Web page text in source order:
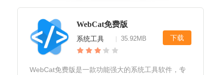
平台兼容性芝麻IP手机
WebCat免费版
系统工具 35.92MB 下载
WebCat免费版是一款功能强大的系统工具软件，专